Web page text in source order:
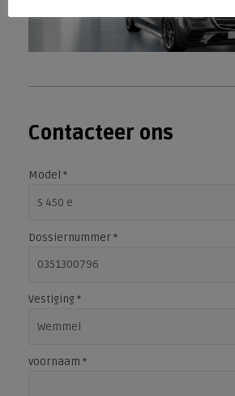
Contacteer ons
Model *
Dossiernummer*
Vestiging*
voornaam *